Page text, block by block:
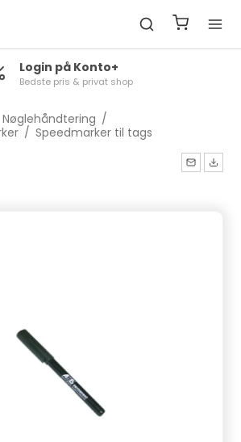
Login på Konto+
Bedste pris & privat shop
Nøglehåndtering /
/ Speedmarker til tags